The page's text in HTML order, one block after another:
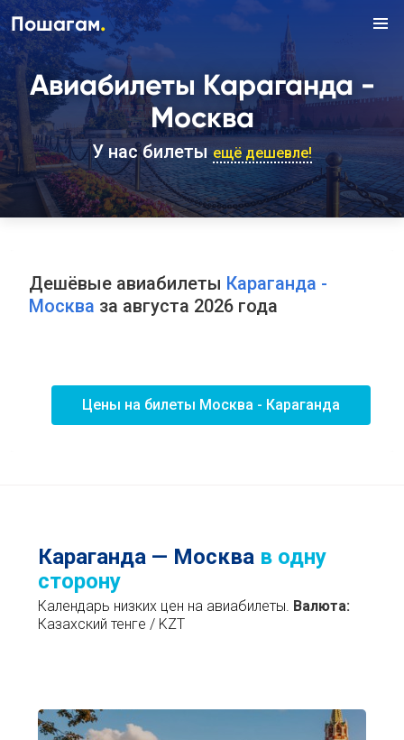
Пошагам.
Авиабилеты Караганда -
Москва
У нас билетыещё дешевле!
Дешёвые авиабилеты Караганда -
Москва за августа 2026 года
Цены на билеты Москва - Караганда
Караганда — Москва в одну
сторону
Календарь низких цен на авиабилеты. Валюта:
Казахский тенге / KZT